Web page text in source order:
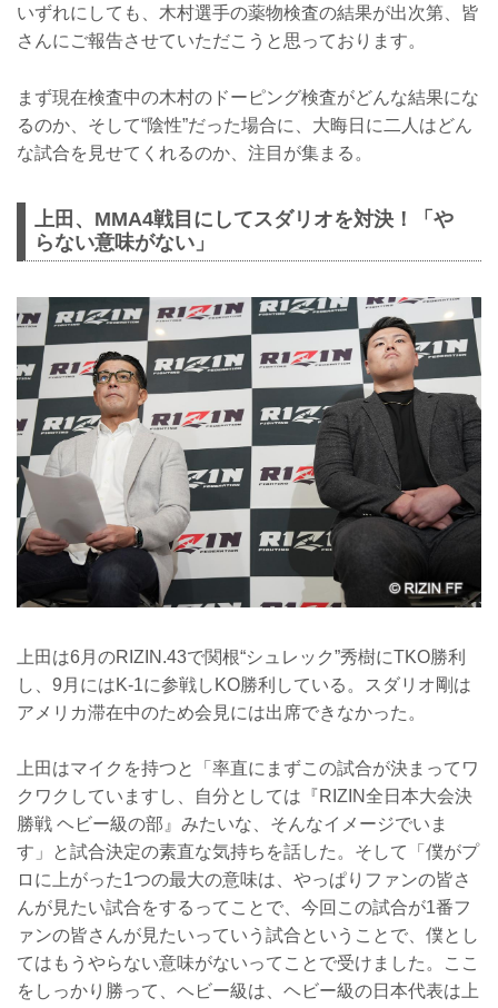
いずれにしても、木村選手の薬物検査の結果が出次第、皆
さんにご報告させていただこうと思っております。
まず現在検査中の木村のドーピング検査がどんな結果にな
るのか、そして“陰性”だった場合に、大晦日に二人はどん
な試合を見せてくれるのか、注目が集まる。
上田、MMA4戦目にしてスダリオを対決！「や
らない意味がない」
上田は6月のRIZIN.43で関根“シュレック”秀樹にTKO勝利
し、9月にはK-1に参戦しKO勝利している。スダリオ剛は
アメリカ滞在中のため会見には出席できなかった。
上田はマイクを持つと「率直にまずこの試合が決まってワ
クワクしていますし、自分としては『RIZIN全日本大会決
勝戦 ヘビー級の部』みたいな、そんなイメージでいま
す」と試合決定の素直な気持ちを話した。そして「僕がプ
ロに上がった1つの最大の意味は、やっぱりファンの皆さ
んが見たい試合をするってことで、今回この試合が1番フ
ァンの皆さんが見たいっていう試合ということで、僕とし
てはもうやらない意味がないってことで受けました。ここ
をしっかり勝って、ヘビー級は、ヘビー級の日本代表は上